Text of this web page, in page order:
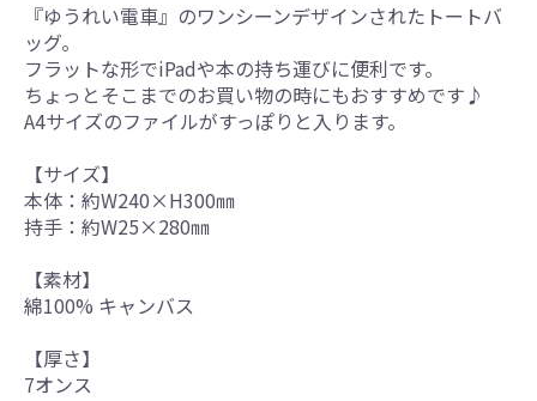
『ゆうれい電車』のワンシーンデザインされたトートバ
ッグ。
フラットな形でiPadや本の持ち運びに便利です。
ちょっとそこまでのお買い物の時にもおすすめです♪
A4サイズのファイルがすっぽりと入ります。
【サイズ】
本体：約W240×H300㎜
持手：約W25×280㎜
【素材】
綿100% キャンバス
【厚さ】
7オンス